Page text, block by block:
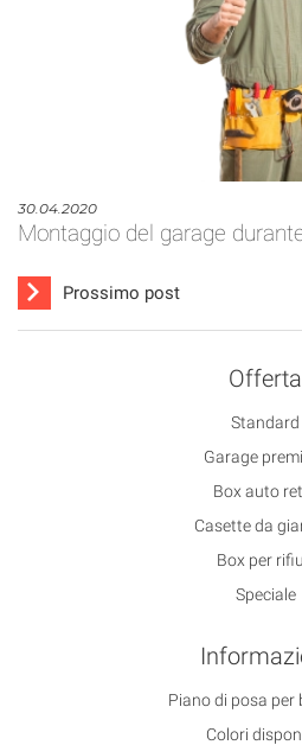
30.04.2020
Montaggio del garage
Prossimo post
Offerta
Standard
Garage
Box auto
Casette da
Box per
Speciale
Piano di posa per
Colori